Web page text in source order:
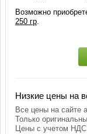
Возможно
250 гр
Низкие цены на
Все цены на сайте
Только
Цены с учетом НДС